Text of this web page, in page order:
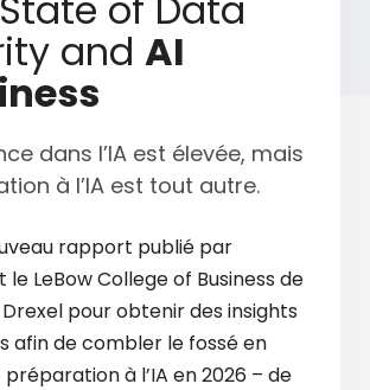
and AI
dans l’IA est élevée, mais
à l’IA est tout autre.
rapport publié par
le LeBow College of Business de
Drexel pour obtenir des insights
afin de combler le fossé en
à l’IA en 2026 – de